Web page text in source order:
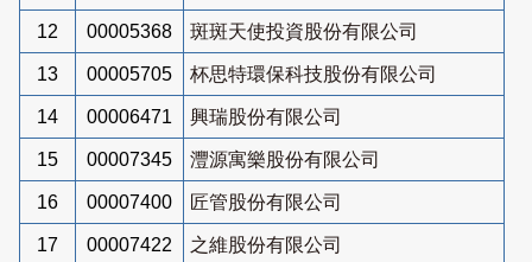
12 00005368 斑斑天使投資股份有限公司
13 00005705 杯思特環保科技股份有限公司
14 00006471 興瑞股份有限公司
15 00007345 灃源寓樂股份有限公司
16 00007400 匠管股份有限公司
17 00007422 之維股份有限公司